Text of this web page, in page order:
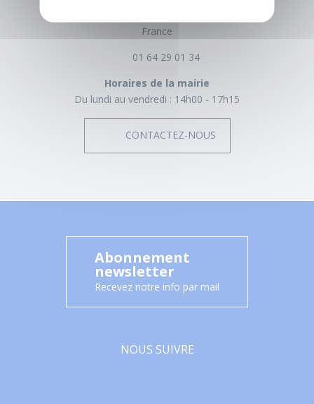
France
01 64 29 01 34
Horaires de la mairie
Du lundi au vendredi : 14h00 - 17h15
CONTACTEZ-NOUS
Abonnement
newsletter
Recevez notre info par mail
NOUS SUIVRE